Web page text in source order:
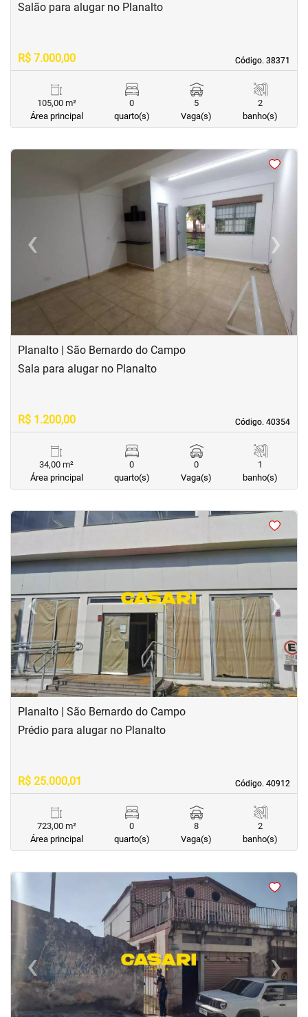
Código. 38371
Código. 38371
Salão para alugar no Planalto
R$ 7.000,00
105,00 m²
Área principal
0
quarto(s)
5
Vaga(s)
2
banho(s)
<
‹Previous ›Next
Planalto | São Bernardo do Campo
Código. 40354
Código. 40354
Sala para alugar no Planalto
R$ 1.200,00
34,00 m²
Área principal
0
quarto(s)
0
Vaga(s)
1
banho(s)
< <
‹Previous ›Next
Planalto | São Bernardo do Campo
Código. 40912
Código. 40912
Prédio para alugar no Planalto
R$ 25.000,01
723,00 m²
Área principal
0
quarto(s)
8
Vaga(s)
2
banho(s)
<
‹Previous ›Next